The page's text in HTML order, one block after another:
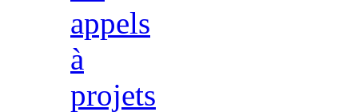
appels
à
projets